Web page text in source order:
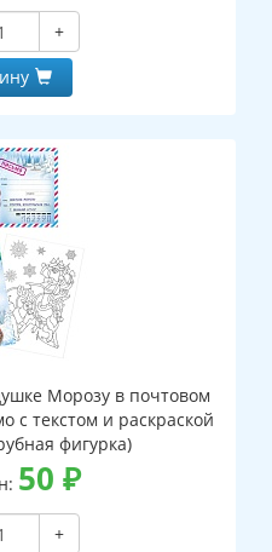
+
Морозу в почтовом
с текстом и раскраской
фигурка)
50 ₽
+